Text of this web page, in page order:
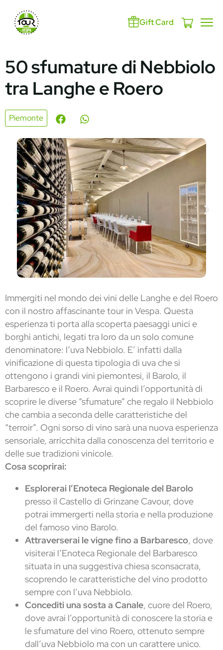
Gift Card
50 sfumature di Nebbiolo
tra Langhe e Roero
Piemonte
Immergiti nel mondo dei vini delle Langhe e del Roero
con il nostro affascinante tour in Vespa. Questa
esperienza ti porta alla scoperta paesaggi unici e
borghi antichi, legati tra loro da un solo comune
denominatore: l’uva Nebbiolo. E’ infatti dalla
vinificazione di questa tipologia di uva che si
ottengono i grandi vini piemontesi, il Barolo, il
Barbaresco e il Roero. Avrai quindi l’opportunità di
scoprire le diverse “sfumature” che regalo il Nebbiolo
che cambia a seconda delle caratteristiche del
“terroir”. Ogni sorso di vino sarà una nuova esperienza
sensoriale, arricchita dalla conoscenza del territorio e
delle sue tradizioni vinicole.
Cosa scoprirai:
Esplorerai l’Enoteca Regionale del Barolo
presso il Castello di Grinzane Cavour, dove
potrai immergerti nella storia e nella produzione
del famoso vino Barolo.
Attraverserai le vigne fino a Barbaresco, dove
visiterai l’Enoteca Regionale del Barbaresco
situata in una suggestiva chiesa sconsacrata,
scoprendo le caratteristiche del vino prodotto
sempre con l’uva Nebbiolo.
Concediti una sosta a Canale, cuore del Roero,
dove avrai l’opportunità di conoscere la storia e
le sfumature del vino Roero, ottenuto sempre
dall’uva Nebbiolo ma con un carattere unico.